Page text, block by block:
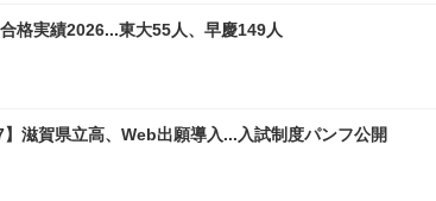
格実績2026...東大55人、早慶149人
】滋賀県立高、Web出願導入...入試制度パンフ公開